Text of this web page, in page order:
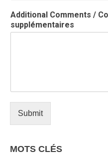
Additional Comments /
supplémentaires
Submit
MOTS CLÉS